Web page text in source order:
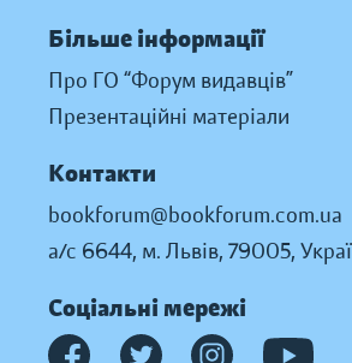
Більше інформації
Про ГО “Форум видавців”
Презентаційні матеріали
Контакти
bookforum@bookforum.com.ua
а/с 6644, м. Львів, 79005,
Соціальні мережі